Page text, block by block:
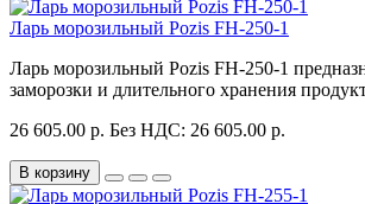
Ларь морозильный Pozis FH-250-1
Ларь морозильный Pozis FH-250-1
заморозки и длительного хранения
26 605.00 р. Без НДС: 26 605.00 р.
В корзину